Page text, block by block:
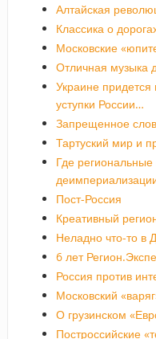
Алтайская
Классика о
Московские
Отличная музыка
Украине
уступки России…
Запрещенное
Тартуский мир и
Где региональные
Пост-Россия
Креативный
Неладно что-то в
6 лет
Россия против
Московский
О грузинском
Построссийские